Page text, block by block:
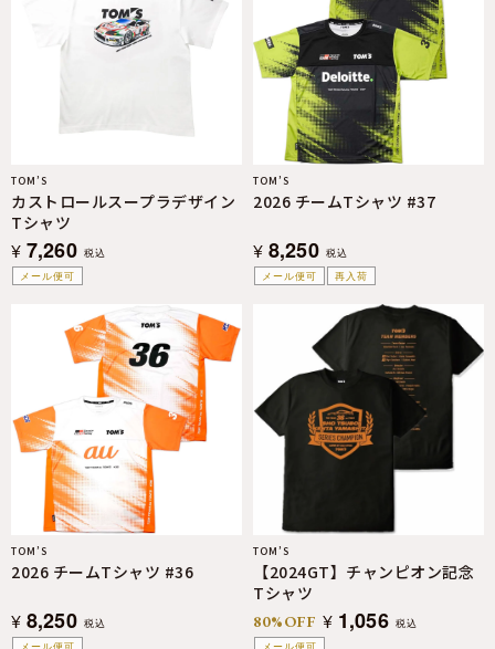
メール便可
TOM’S
カストロールスープラデザイン
Tシャツ
¥ 7,260 税込
メール便可
再入荷
TOM’S
2026 チームTシャツ #37
¥ 8,250 税込
TOM’S
2026 チームTシャツ #36
¥ 8,250 税込
TOM’S
【2024GT】チャンピオン記念
Tシャツ
80%OFF ¥ 1,056 税込